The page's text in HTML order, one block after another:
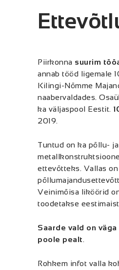
Piirkonna suurim
annab tööd ligemale
Kilingi-Nõmme
naabervaldades.
ka väljaspool Eestit.
2019.
Tuntud on ka põllu-
ettevõtteks. Vallas
Veinimõisa liköörid
toodetakse
Saarde vald on
poole pealt.
Rohkem infot valla